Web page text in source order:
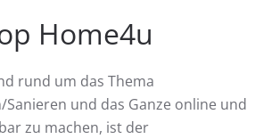
Home4u
rund um das Thema
Sanieren und das Ganze online und
zu machen, ist der